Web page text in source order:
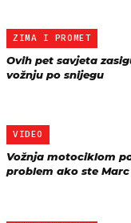
ZIMA I PROMET
Ovih pet savjeta
vožnju po snijegu
VIDEO
Vožnja motociklom
problem ako ste Marc